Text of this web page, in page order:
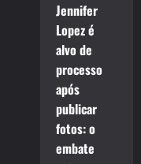
Jennifer
Lopez é
alvo de
processo
após
publicar
fotos: o
embate